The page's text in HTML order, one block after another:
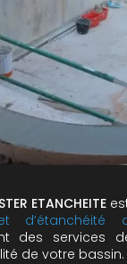
ETANCHEITE
d’étanchéité
des services
de votre bassin.